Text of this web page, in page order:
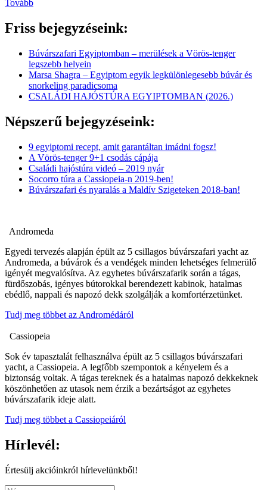
Tovább
Friss bejegyzéseink:
Búvárszafari Egyiptomban – merülések a Vörös-tenger
legszebb helyein
Marsa Shagra – Egyiptom egyik legkülönlegesebb búvár és
snorkeling paradicsoma
CSALÁDI HAJÓSTÚRA EGYIPTOMBAN (2026.)
Népszerű bejegyzéseink:
9 egyiptomi recept, amit garantáltan imádni fogsz!
A Vörös-tenger 9+1 csodás cápája
Családi hajóstúra videó – 2019 nyár
Socorro túra a Cassiopeia-n 2019-ben!
Búvárszafari és nyaralás a Maldív Szigeteken 2018-ban!
Andromeda
Egyedi tervezés alapján épült az 5 csillagos búvárszafari yacht az
Andromeda, a búvárok és a vendégek minden lehetséges felmerülő
igényét megvalósítva. Az egyhetes búvárszafarik során a tágas,
fürdőszobás, igényes bútorokkal berendezett kabinok, hatalmas
ebédlő, nappali és napozó dekk szolgálják a komfortérzetünket.
Tudj meg többet az Andromédáról
Cassiopeia
Sok év tapasztalát felhasználva épült az 5 csillagos búvárszafari
yacht, a Cassiopeia. A legfőbb szempontok a kényelem és a
biztonság voltak. A tágas tereknek és a hatalmas napozó dekkeknek
köszönhetően az utasok nem érzik a bezártságot az egyhetes
búvárszafarik ideje alatt.
Tudj meg többet a Cassiopeiáról
Hírlevél:
Értesülj akcióinkról hírlevelünkből!